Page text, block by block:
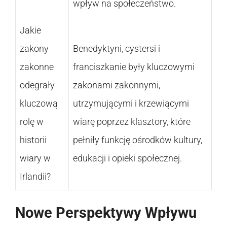
wpływ na społeczeństwo.
Jakie
zakony
zakonne
odegrały
kluczową
rolę w
historii
wiary w
Irlandii?
Benedyktyni, cystersi i
franciszkanie były kluczowymi
zakonami zakonnymi,
utrzymującymi i krzewiącymi
wiarę poprzez klasztory, które
pełniły funkcję ośrodków kultury,
edukacji i opieki społecznej.
Nowe Perspektywy Wpływu